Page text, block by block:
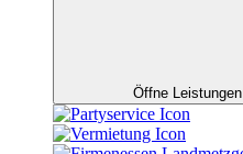
Öffne Leistungen